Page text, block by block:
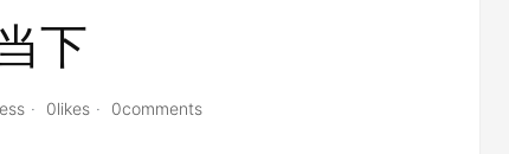
下
0likes 0comments